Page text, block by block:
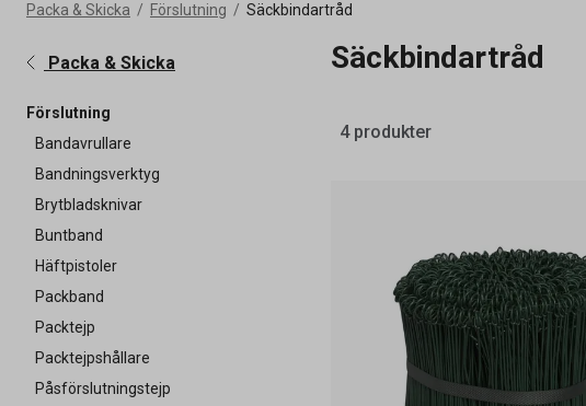
Packa & Skicka Förslutning Säckbindartråd
Packa & Skicka
Förslutning
Bandavrullare
Bandningsverktyg
Brytbladsknivar
Buntband
Häftpistoler
Packband
Packtejp
Packtejpshållare
Påsförslutningstejp
Säckbindartråd
4 produkter